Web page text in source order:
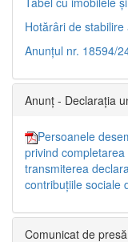
Hotărâri de
Anunțul nr. 18594/
Anunț - Declarația
Persoanele
privind
transmiterea
contribuțiile sociale
Comunicat de